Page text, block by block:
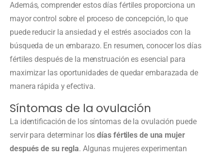
Además, comprender estos días fértiles proporciona un
mayor control sobre el proceso de concepción, lo que
puede reducir la ansiedad y el estrés asociados con la
búsqueda de un embarazo. En resumen, conocer los días
fértiles después de la menstruación es esencial para
maximizar las oportunidades de quedar embarazada de
manera rápida y efectiva.
Síntomas de la ovulación
La identificación de los síntomas de la ovulación puede
servir para determinar losdías fértiles de una mujer
después de su regla. Algunas mujeres experimentan